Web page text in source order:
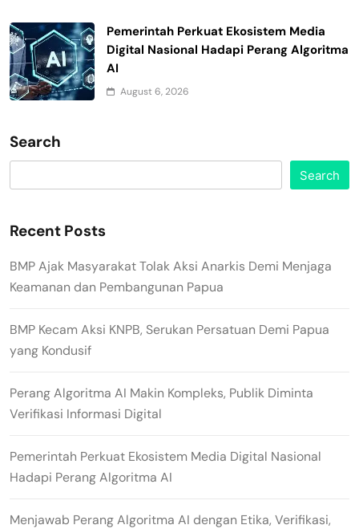
Pemerintah Perkuat Ekosistem Media
Digital Nasional Hadapi Perang Algoritma
AI
August 6, 2026
Search
Search
Recent Posts
BMP Ajak Masyarakat Tolak Aksi Anarkis Demi Menjaga
Keamanan dan Pembangunan Papua
BMP Kecam Aksi KNPB, Serukan Persatuan Demi Papua
yang Kondusif
Perang Algoritma AI Makin Kompleks, Publik Diminta
Verifikasi Informasi Digital
Pemerintah Perkuat Ekosistem Media Digital Nasional
Hadapi Perang Algoritma AI
Menjawab Perang Algoritma AI dengan Etika, Verifikasi,